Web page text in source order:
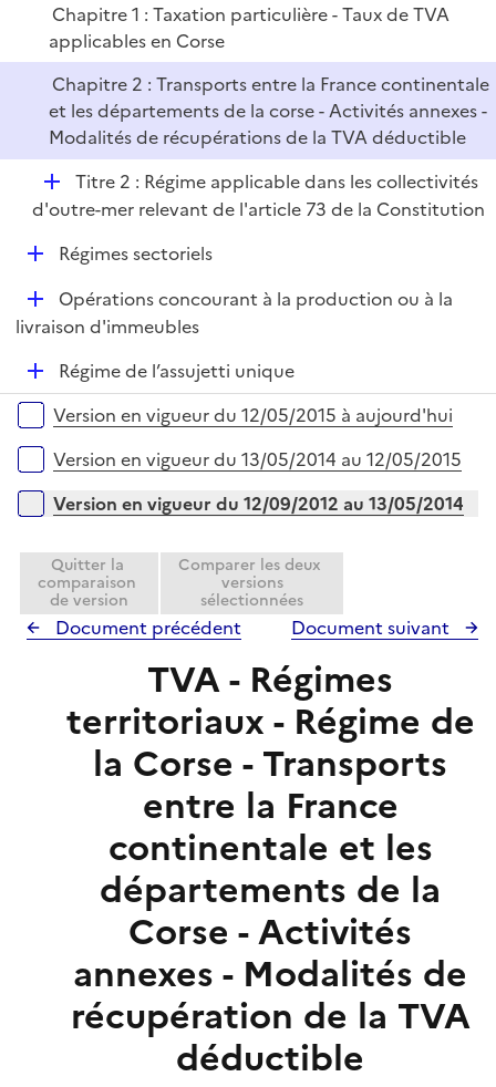
e
r
p
l
i
e
Chapitre 1 : Taxation particulière - Taux de TVA
applicables en Corse
Chapitre 2 : Transports entre la France continentale
et les départements de la corse - Activités annexes -
Modalités de récupérations de la TVA déductible
D
é
l
i
e
r
Titre 2 : Régime applicable dans les collectivités
d'outre-mer relevant de l'article 73 de la Constitution
D
l
r
Régimes sectoriels
D
é
e
r
Opérations concourant à la production ou à la
livraison d'immeubles
D
é
p
e
Régime de l’assujetti unique
Versions sur la période
Version en vigueur du 12/05/2015 à aujourd'hui
Version en vigueur du 13/05/2014 au 12/05/2015
Version en vigueur du 12/09/2012 au 13/05/2014
Quitter la
comparaison
de version
Comparer les deux
versions
sélectionnées
Document précédent Document suivant
TVA - Régimes
territoriaux - Régime de
la Corse - Transports
entre la France
continentale et les
départements de la
Corse - Activités
annexes - Modalités de
récupération de la TVA
déductible